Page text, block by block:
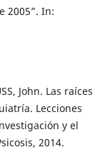
2005”. In:
John. Las raíces
Lecciones
y el
2014.